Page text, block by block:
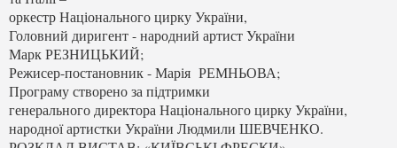
оркестр Національного цирку України,
Головний диригент - народний артист України
Марк РЕЗНИЦЬКИЙ;
Режисер-постановник - Марія РЕМНЬОВА;
Програму створено за підтримки
генерального директора Національного цирку України,
народної артистки України Людмили ШЕВЧЕНКО.